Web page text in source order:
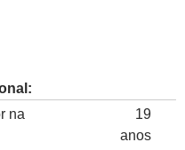
na
19
anos